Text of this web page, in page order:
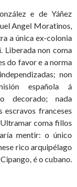
e de Yáñez
Angel Moratinos,
a única ex-colonia
Liberada non coma
do favor e a norma
non
española á
decorado; nada
escravos franceses
coma fillos
mentir: o único
rico arquipélago
é o cubano.